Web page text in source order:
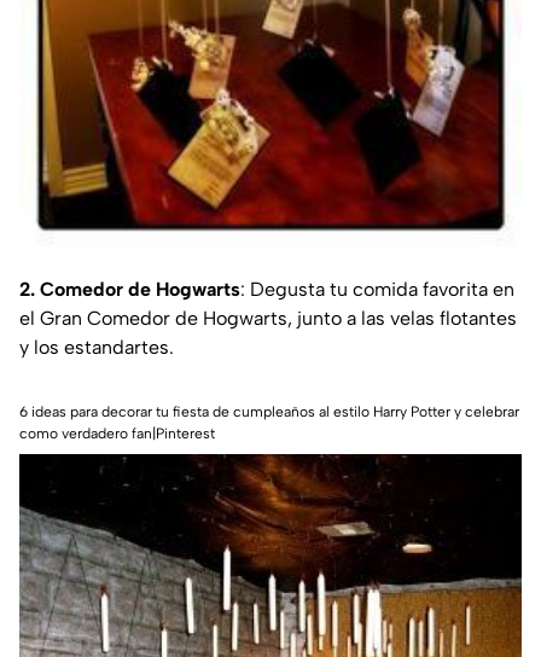
2. Comedor de Hogwarts: Degusta tu comida favorita en
el Gran Comedor de Hogwarts, junto a las velas flotantes
y los estandartes.
6 ideas para decorar tu fiesta de cumpleaños al estilo Harry Potter y celebrar
como verdadero fan|Pinterest